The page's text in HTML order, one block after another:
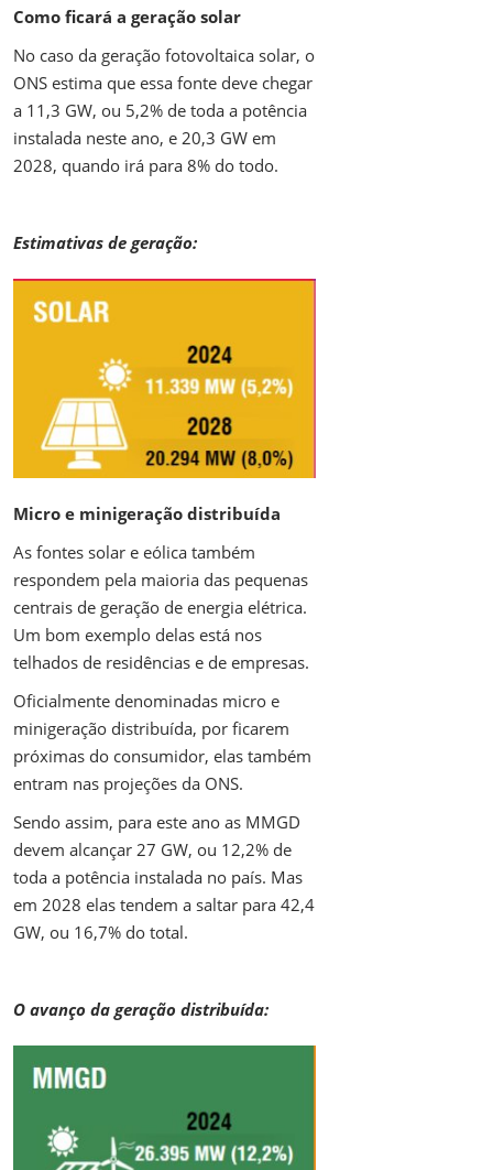
Como ficará a geração solar
No caso da geração fotovoltaica solar, o
ONS estima que essa fonte deve chegar
a 11,3 GW, ou 5,2% de toda a potência
instalada neste ano, e 20,3 GW em
2028, quando irá para 8% do todo.
Estimativas de geração:
Micro e minigeração distribuída
As fontes solar e eólica também
respondem pela maioria das pequenas
centrais de geração de energia elétrica.
Um bom exemplo delas está nos
telhados de residências e de empresas.
Oficialmente denominadas micro e
minigeração distribuída, por ficarem
próximas do consumidor, elas também
entram nas projeções da ONS.
Sendo assim, para este ano as MMGD
devem alcançar 27 GW, ou 12,2% de
toda a potência instalada no país. Mas
em 2028 elas tendem a saltar para 42,4
GW, ou 16,7% do total.
O avanço da geração distribuída: